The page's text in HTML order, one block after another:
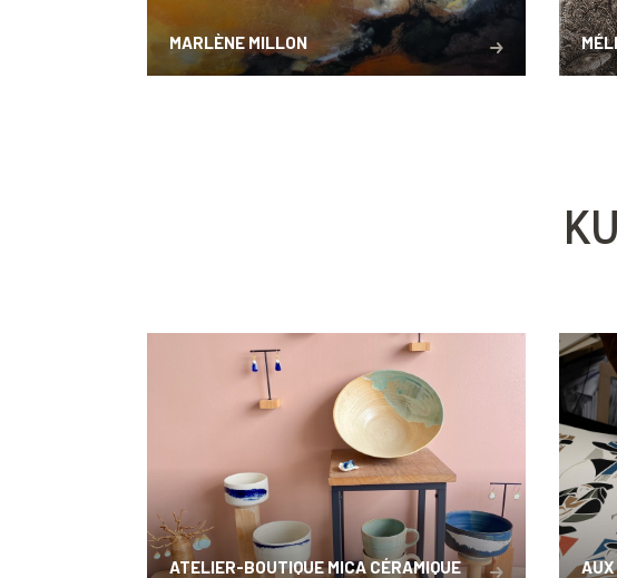
MARLÈNE MILLON
ATELIER-BOUTIQUE MICA CÉRAMIQUE AUX